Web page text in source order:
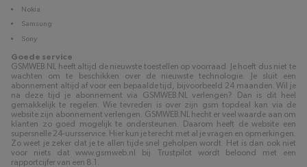
Nokia
Samsung
Sony
Goede service
GSMWEB.NL heeft altijd de nieuwste toestellen op voorraad. Je hoeft dus niet te
wachten om te beschikken over de nieuwste technologie. Je sluit een
abonnement altijd af voor een bepaalde tijd, bijvoorbeeld 24 maanden. Wil je
na deze tijd je abonnement via GSMWEB.NL verlengen? Dan is dit heel
gemakkelijk te regelen. Wie tevreden is over zijn gsm topdeal kan via de
website zijn abonnement verlengen. GSMWEB.NL hecht er veel waarde aan om
klanten zo goed mogelijk te ondersteunen. Daarom heeft de website een
supersnelle 24-uursservice. Hier kun je terecht met al je vragen en opmerkingen.
Zo weet je zeker dat je te allen tijde snel geholpen wordt. Het is dan ook niet
voor niets dat www.gsmweb.nl bij Trustpilot wordt beloond met een
rapportcijfer van een 8.1.